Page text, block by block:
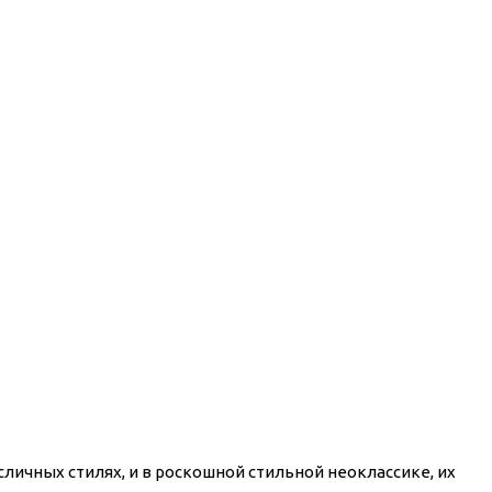
стилях, и в роскошной стильной неоклассике, их